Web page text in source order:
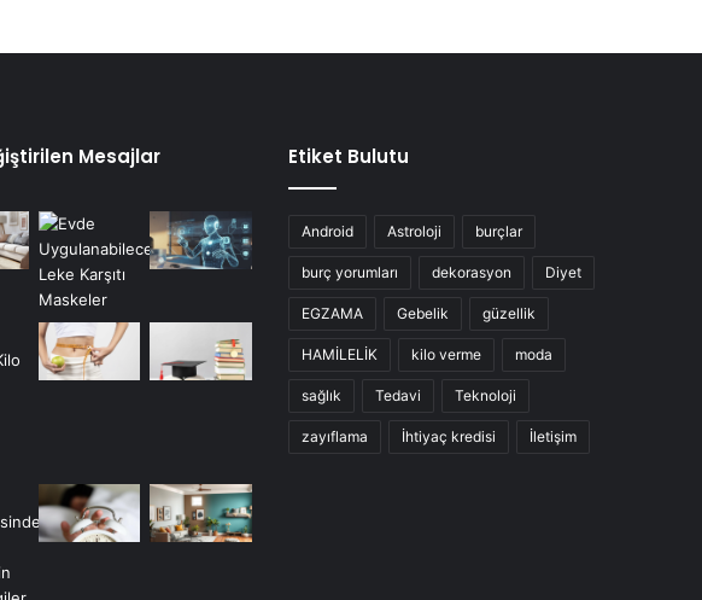
Mesajlar Etiket Bulutu
Android Astroloji burçlar
burç yorumları dekorasyon Diyet
EGZAMA Gebelik güzellik
HAMİLELİK kilo verme moda
sağlık Tedavi Teknoloji
zayıflama İhtiyaç kredisi İletişim